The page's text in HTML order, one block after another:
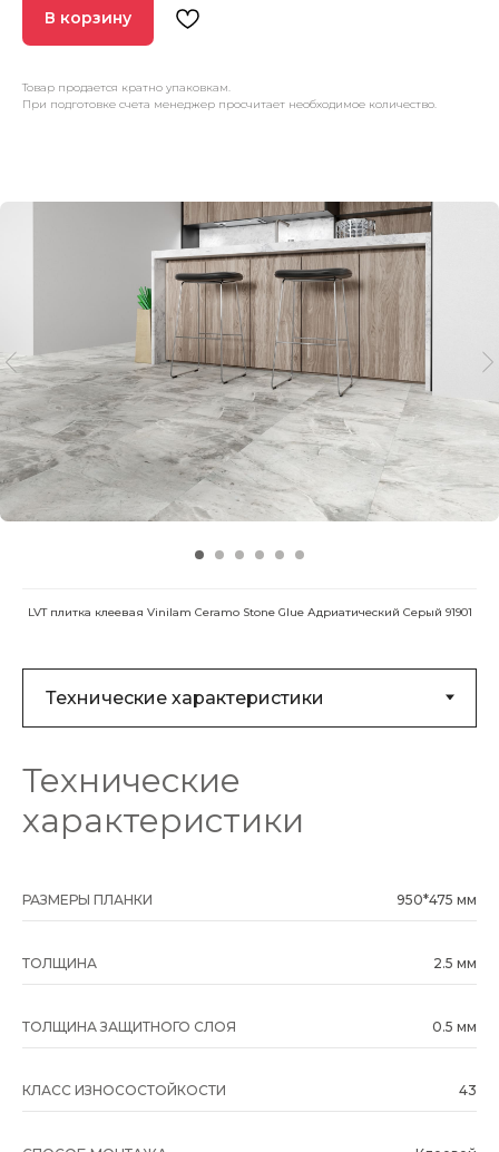
В корзину
Товар продается кратно упаковкам.
При подготовке счета менеджер просчитает необходимое количество.
LVT плитка клеевая Vinilam Ceramo Stone Glue Адриатический Серый 91901
Технические
характеристики
РАЗМЕРЫ ПЛАНКИ 950*475 мм
ТОЛЩИНА 2.5 мм
ТОЛЩИНА ЗАЩИТНОГО СЛОЯ 0.5 мм
КЛАСС ИЗНОСОСТОЙКОСТИ 43